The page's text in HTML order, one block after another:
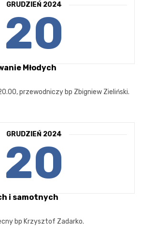
GRUDZIEŃ 2024
20
Młodych
przewodniczy bp Zbigniew Zieliński.
GRUDZIEŃ 2024
20
i samotnych
bp Krzysztof Zadarko.